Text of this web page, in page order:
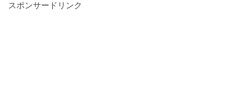
スポンサードリンク